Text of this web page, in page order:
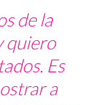
de la
quiero
Es
a